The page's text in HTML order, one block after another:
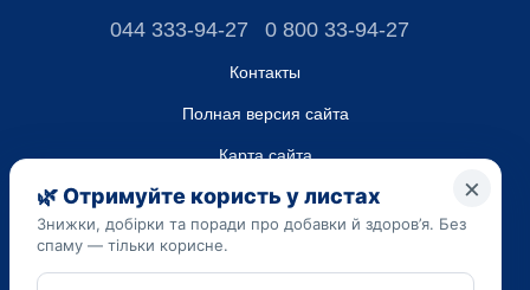
044 333-94-27 0 800 33-94-27
Контакты
Полная версия сайта
Карта сайта
ТОВ “ДО ЮА”,
Код ЄДРПОУ 45223262
Дата регистрации 14.09.2023